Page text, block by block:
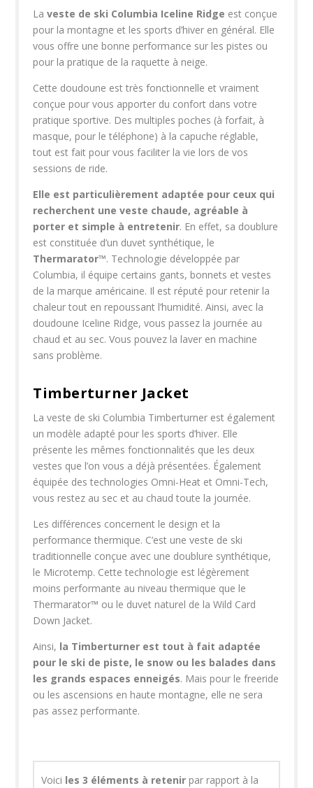
La veste de ski Columbia Iceline Ridge est conçue
pour la montagne et les sports d’hiver en général. Elle
vous offre une bonne performance sur les pistes ou
pour la pratique de la raquette à neige.
Cette doudoune est très fonctionnelle et vraiment
conçue pour vous apporter du confort dans votre
pratique sportive. Des multiples poches (à forfait, à
masque, pour le téléphone) à la capuche réglable,
tout est fait pour vous faciliter la vie lors de vos
sessions de ride.
Elle est particulièrement adaptée pour ceux qui
recherchent une veste chaude, agréable à
porter et simple à entretenir. En effet, sa doublure
est constituée d’un duvet synthétique, le
Thermarator™. Technologie développée par
Columbia, il équipe certains gants, bonnets et vestes
de la marque américaine. Il est réputé pour retenir la
chaleur tout en repoussant l’humidité. Ainsi, avec la
doudoune Iceline Ridge, vous passez la journée au
chaud et au sec. Vous pouvez la laver en machine
sans problème.
Timberturner Jacket
La veste de ski Columbia Timberturner est également
un modèle adapté pour les sports d’hiver. Elle
présente les mêmes fonctionnalités que les deux
vestes que l’on vous a déjà présentées. Également
équipée des technologies Omni-Heat et Omni-Tech,
vous restez au sec et au chaud toute la journée.
Les différences concernent le design et la
performance thermique. C’est une veste de ski
traditionnelle conçue avec une doublure synthétique,
le Microtemp. Cette technologie est légèrement
moins performante au niveau thermique que le
Thermarator™ ou le duvet naturel de la Wild Card
Down Jacket.
Ainsi, la Timberturner est tout à fait adaptée
pour le ski de piste, le snow ou les balades dans
les grands espaces enneigés. Mais pour le freeride
ou les ascensions en haute montagne, elle ne sera
pas assez performante.
Voici les 3 éléments à retenir par rapport à la